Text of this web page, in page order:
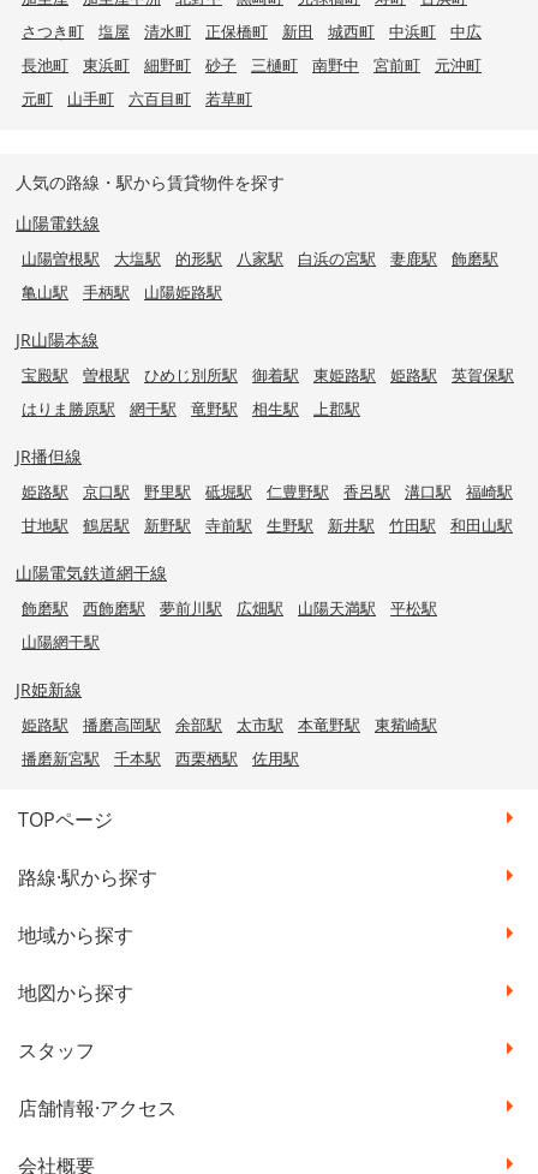
さつき町
塩屋 清水町 正保橋町 新田 城西町 中浜町
中広
長池町
東浜町 細野町 砂子 三樋町 南野中 宮前町
元沖町
元町
山手町 六百目町 若草町
人気の路線・駅から賃貸物件を探す
山陽電鉄線
山陽曽根駅 大塩駅 的形駅 八家駅 白浜の宮駅 妻鹿駅
飾磨駅
亀山駅
手柄駅 山陽姫路駅
JR山陽本線
宝殿駅 曽根駅 ひめじ別所駅 御着駅 東姫路駅 姫路駅
英賀保駅
はりま勝原駅
網干駅 竜野駅 相生駅 上郡駅
JR播但線
姫路駅 京口駅 野里駅 砥堀駅 仁豊野駅 香呂駅 溝口駅
福崎駅
甘地駅
鶴居駅 新野駅 寺前駅 生野駅 新井駅 竹田駅 和田山駅
山陽電気鉄道網干線
飾磨駅 西飾磨駅 夢前川駅 広畑駅 山陽天満駅
平松駅
山陽網干駅
JR姫新線
姫路駅 播磨高岡駅 余部駅 太市駅 本竜野駅
東觜崎駅
播磨新宮駅
千本駅 西栗栖駅 佐用駅
TOPページ
路線·駅から探す
地域から探す
地図から探す
スタッフ
店舗情報·アクセス
会社概要